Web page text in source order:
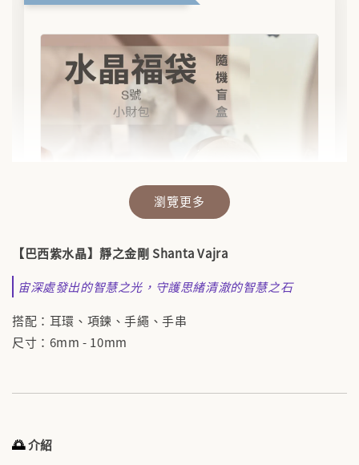
✨【水晶福袋】🔮 搶來的福袋沒中獎？水晶福
袋幫你翻盤💎能量UP💎
NT$ 488
瀏覽更多
【巴西紫水晶】靜之金剛 Shanta Vajra
宙深處發出的智慧之光，守護思緒清澈的智慧之石
搭配：耳環、項鍊、手繩、手串
尺寸：6mm - 10mm
🌅介紹